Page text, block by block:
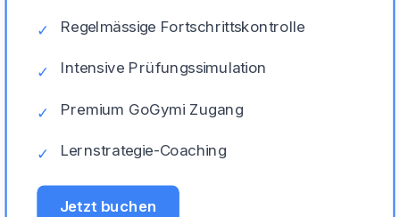
✓ Regelmässige Fortschrittskontrolle
✓ Intensive Prüfungssimulation
✓ Premium GoGymi Zugang
✓ Lernstrategie-Coaching
Jetzt buchen